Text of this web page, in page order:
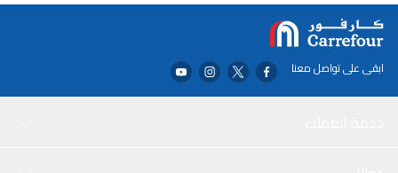
ابقى على تواصل معنا